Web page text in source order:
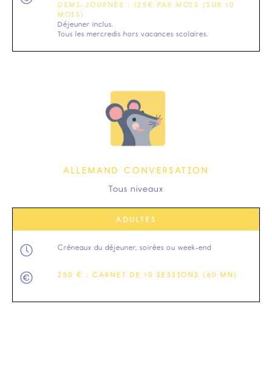
DEMI-JOURNÉE : 125€ PAR MOIS (SUR 10
MOIS)
Déjeuner inclus.
Tous les mercredis hors vacances scolaires.
ALLEMAND CONVERSATION
Tous niveaux
ADULTES
Créneaux du déjeuner, soirées ou week-end
250 € : CARNET DE 10 SESSIONS (60 MN)